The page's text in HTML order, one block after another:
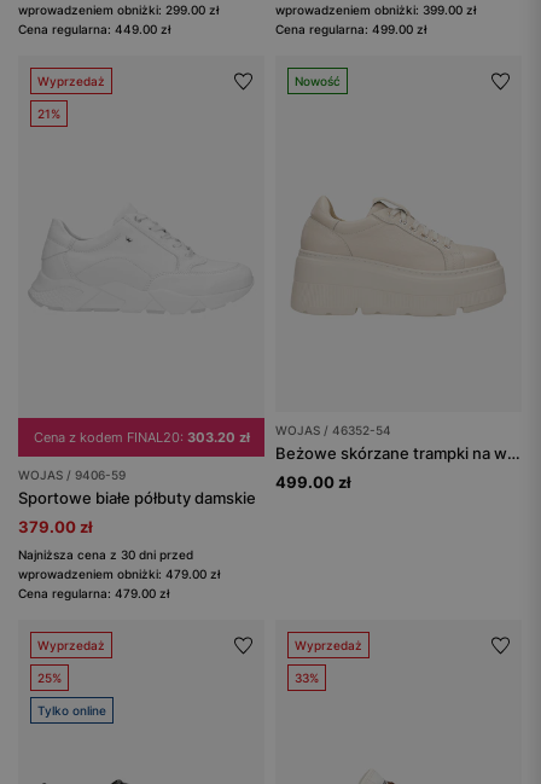
wprowadzeniem obniżki: 299.00 zł
Cena regularna: 449.00 zł
wprowadzeniem obniżki: 399.00 zł
Cena regularna: 499.00 zł
Wyprzedaż
21%
Cena z kodem FINAL20: 303.20 zł
WOJAS / 9406-59
Sportowe białe półbuty damskie
379.00 zł
Najniższa cena z 30 dni przed
wprowadzeniem obniżki: 479.00 zł
Cena regularna: 479.00 zł
Nowość
WOJAS / 46352-54
Beżowe skórzane trampki na wysokiej platformie
499.00 zł
Wyprzedaż
25%
Tylko online
Wyprzedaż
33%